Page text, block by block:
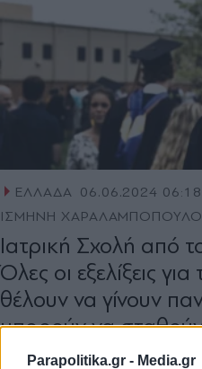
Parapolitika.gr - Media.gr
ΕΛΛΑΔΑ
06.06.2024 06:18
ΙΣΜΗΝΗ
Ιατρική Σχολή από
Όλες οι εξελίξεις
θέλουν να γίνουν
μπορούν να